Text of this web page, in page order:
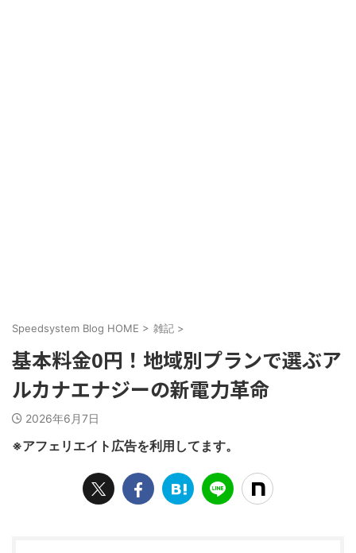
Speedsystem Blog HOME > 雑記 >
基本料金0円！地域別プランで選ぶア
ルカナエナジーの新電力革命
2026年6月7日
※アフェリエイト広告を利用してます。